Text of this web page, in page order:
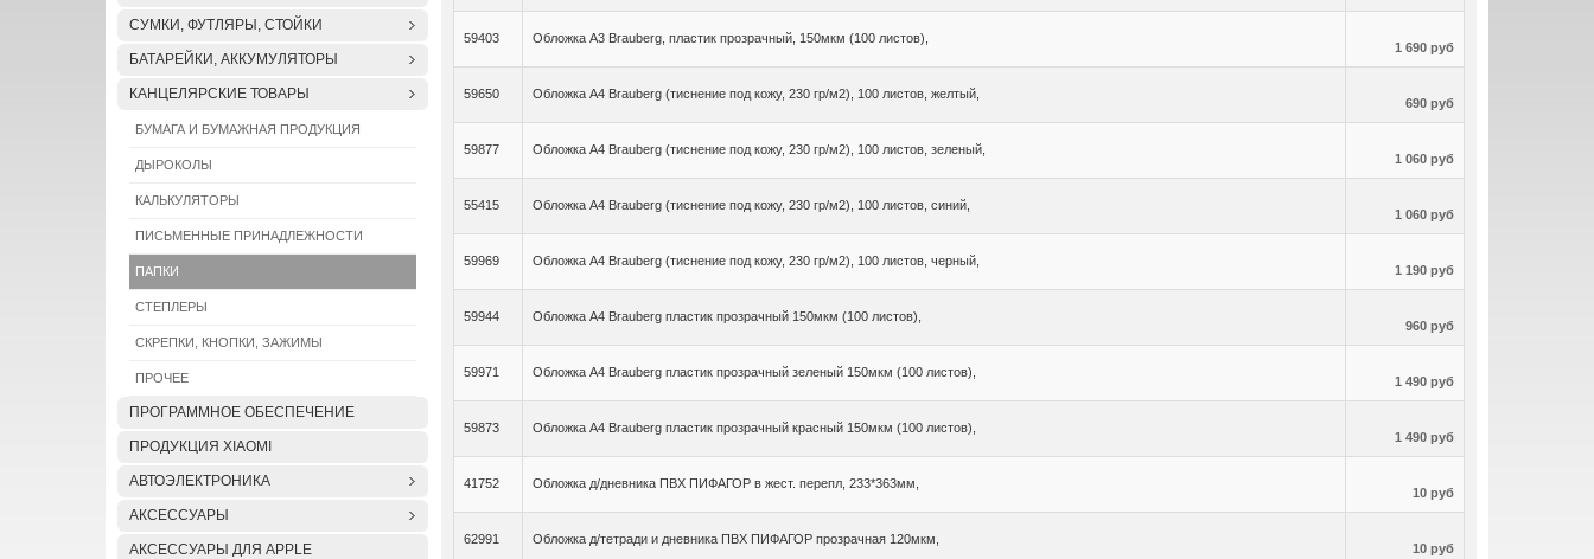
СУМКИ, ФУТЛЯРЫ, СТОЙКИ
БАТАРЕЙКИ, АККУМУЛЯТОРЫ
КАНЦЕЛЯРСКИЕ ТОВАРЫ
БУМАГА И БУМАЖНАЯ ПРОДУКЦИЯ
ДЫРОКОЛЫ
КАЛЬКУЛЯТОРЫ
ПИСЬМЕННЫЕ ПРИНАДЛЕЖНОСТИ
ПАПКИ
СТЕПЛЕРЫ
СКРЕПКИ, КНОПКИ, ЗАЖИМЫ
ПРОЧЕЕ
ПРОГРАММНОЕ ОБЕСПЕЧЕНИЕ
ПРОДУКЦИЯ XIAOMI
АВТОЭЛЕКТРОНИКА
АКСЕССУАРЫ
АКСЕССУАРЫ ДЛЯ APPLE
59403 Обложка А3 Brauberg, пластик прозрачный, 150мкм (100 листов),
1 690 руб
59650 Обложка А4 Brauberg (тиснение под кожу, 230 гр/м2), 100 листов, желтый,
690 руб
59877 Обложка А4 Brauberg (тиснение под кожу, 230 гр/м2), 100 листов, зеленый,
1 060 руб
55415 Обложка А4 Brauberg (тиснение под кожу, 230 гр/м2), 100 листов, синий,
1 060 руб
59969 Обложка А4 Brauberg (тиснение под кожу, 230 гр/м2), 100 листов, черный,
1 190 руб
59944 Обложка А4 Brauberg пластик прозрачный 150мкм (100 листов),
960 руб
59971 Обложка А4 Brauberg пластик прозрачный зеленый 150мкм (100 листов),
1 490 руб
59873 Обложка А4 Brauberg пластик прозрачный красный 150мкм (100 листов),
1 490 руб
41752 Обложка д/дневника ПВХ ПИФАГОР в жест. перепл, 233*363мм,
10 руб
62991 Обложка д/тетради и дневника ПВХ ПИФАГОР прозрачная 120мкм,
10 руб